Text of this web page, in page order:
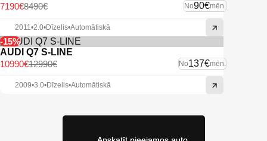
No90€mēn.
8490€
7190€
2011•2.0•Dīzelis•Automātiskā
-15%
AUDI Q7 S-LINE
No137€mēn.
12990€
10990€
2009•3.0•Dīzelis•Automātiskā